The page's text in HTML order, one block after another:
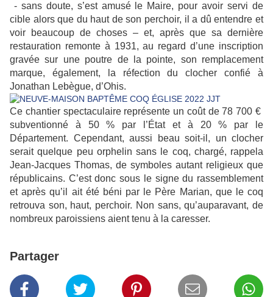
- sans doute, s’est amusé le Maire, pour avoir servi de
cible alors que du haut de son perchoir, il a dû entendre et
voir beaucoup de choses – et, après que sa dernière
restauration remonte à 1931, au regard d’une inscription
gravée sur une poutre de la pointe, son remplacement
marque, également, la réfection du clocher confié à
Jonathan Lebègue, d’Ohis.
Ce chantier spectaculaire représente un coût de 78 700 €
subventionné à 50 % par l’État et à 20 % par le
Département. Cependant, aussi beau soit-il, un clocher
serait quelque peu orphelin sans le coq, chargé, rappela
Jean-Jacques Thomas, de symboles autant religieux que
républicains. C’est donc sous le signe du rassemblement
et après qu’il ait été béni par le Père Marian, que le coq
retrouva son, haut, perchoir. Non sans, qu’auparavant, de
nombreux paroissiens aient tenu à la caresser.
Partager